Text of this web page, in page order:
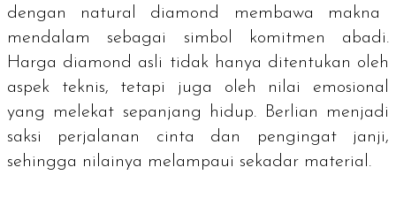
dengan natural diamond membawa makna
mendalam sebagai simbol komitmen abadi.
Harga diamond asli tidak hanya ditentukan oleh
aspek teknis, tetapi juga oleh nilai emosional
yang melekat sepanjang hidup. Berlian menjadi
saksi perjalanan cinta dan pengingat janji,
sehingga nilainya melampaui sekadar material.